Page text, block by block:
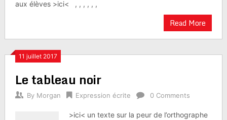
aux élèves >ici< , , , , , ,
Read More
11 juillet 2017
Le tableau noir
By Morgan Expression écrite 0 Comments
>ici< un texte sur la peur de l’orthographe